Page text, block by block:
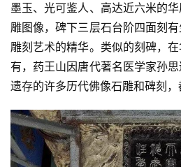
墨玉、光可鉴人、高达近六米的
雕图像，碑下三层石台阶四面刻
雕刻艺术的精华。类似的刻碑，
有，药王山因唐代著名医学家孙
遗存的许多历代佛像石雕和碑刻，